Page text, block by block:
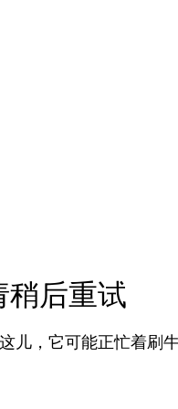
稍后重试
儿，它可能正忙着刷